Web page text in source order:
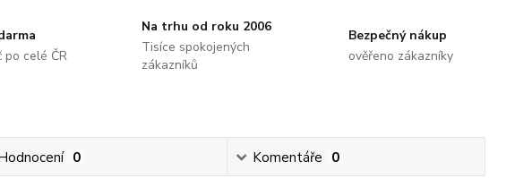
po celé ČR
Na trhu od roku 2006
Tisíce spokojených
zákazníků
Bezpečný nákup
ověřeno zákazníky
0 Komentáře 0